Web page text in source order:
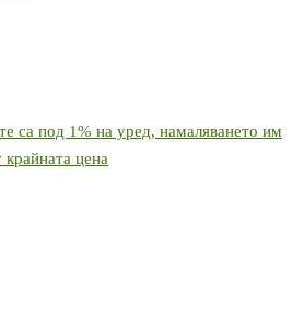
са под 1% на уред, намаляването им
цена